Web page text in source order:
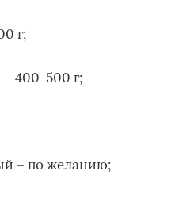
г;
400-500 г;
– по желанию;